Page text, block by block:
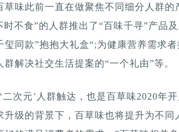
草味此前一直在做聚焦不同细分人群
时不食”的人群推出了“百味千寻”产品
玺同款”抱抱大礼盒“;为健康营养需求
群解决社交生活提案的“一个礼由”等。
二次元’人群触达，也是百草味2020年
升级的背景下，百草味也将提升为不同